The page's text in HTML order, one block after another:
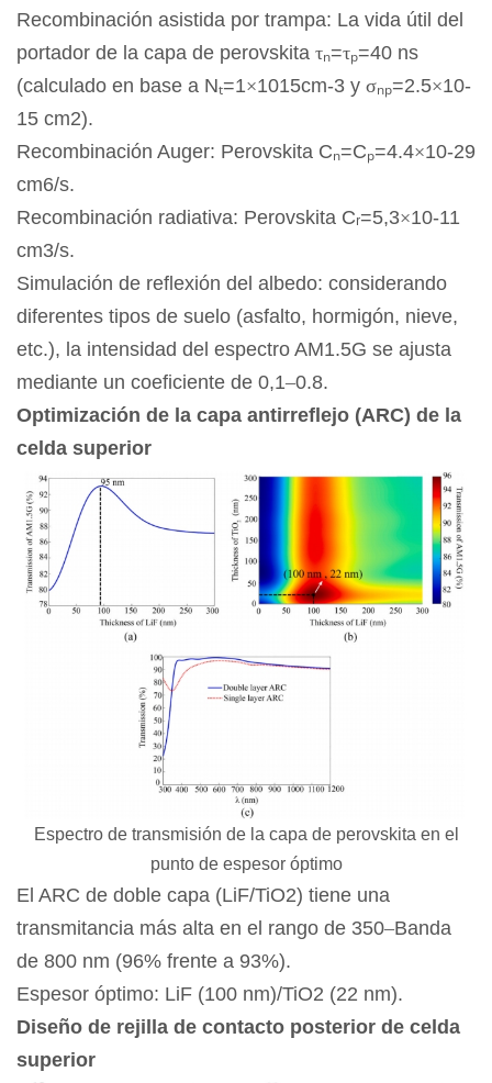
Recombinación asistida por trampa: La vida útil del
portador de la capa de perovskita τₙ=τₚ=40 ns
(calculado en base a Nₜ=1×1015cm-3 y σₙₚ=2.5×10-
15 cm2).
Recombinación Auger: Perovskita Cₙ=Cₚ=4.4×10-29
cm6/s.
Recombinación radiativa: Perovskita Cᵣ=5,3×10-11
cm3/s.
Simulación de reflexión del albedo: considerando
diferentes tipos de suelo (asfalto, hormigón, nieve,
etc.), la intensidad del espectro AM1.5G se ajusta
mediante un coeficiente de 0,1–0.8.
Optimización de la capa antirreflejo (ARC) de la
celda superior
Espectro de transmisión de la capa de perovskita en el
punto de espesor óptimo
El ARC de doble capa (LiF/TiO2) tiene una
transmitancia más alta en el rango de 350–Banda
de 800 nm (96% frente a 93%).
Espesor óptimo: LiF (100 nm)/TiO2 (22 nm).
Diseño de rejilla de contacto posterior de celda
superior